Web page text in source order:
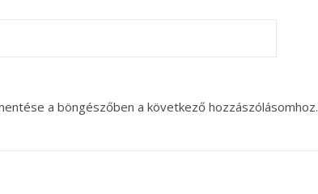
a böngészőben a következő hozzászólásomhoz.